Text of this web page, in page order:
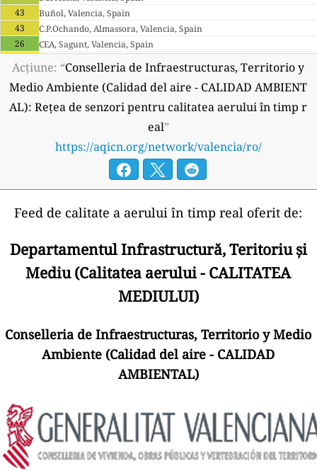
43
Buñol, Valencia, Spain
43
C.P.Ochando, Almassora, Valencia, Spain
26
CEA, Sagunt, Valencia, Spain
Caudete de las Fuentes, Valencia, Spain
41
Elda, Valencia, Spain
2
L'Alcora, Valencia, Spain
38
Molí del Sol, València, Valencia, Spain
Penyeta, Castelló, Valencia, Spain
Politècnic, València, Valencia, Spain
Quart de Poblet, Valencia, Spain
42
Villar del Arzobispo, Valencia, Spain
--
177 zile
Vivers, València, Valencia, Spain
Acțiune: “Conselleria de Infraestructuras, Territorio y
Medio Ambiente (Calidad del aire - CALIDAD AMBIENT
AL): Rețea de senzori pentru calitatea aerului în timp r
eal”
https://aqicn.org/network/valencia/ro/
Feed de calitate a aerului în timp real oferit de:
Departamentul Infrastructură, Teritoriu și
Mediu (Calitatea aerului - CALITATEA
MEDIULUI)
Conselleria de Infraestructuras, Territorio y Medio
Ambiente (Calidad del aire - CALIDAD
AMBIENTAL)